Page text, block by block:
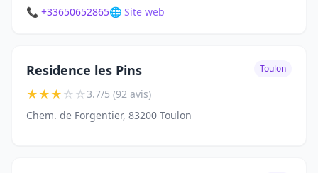
📞 +33650652865🌐 Site web
Residence les Pins Toulon
★★★☆☆3.7/5 (92 avis)
Chem. de Forgentier, 83200 Toulon